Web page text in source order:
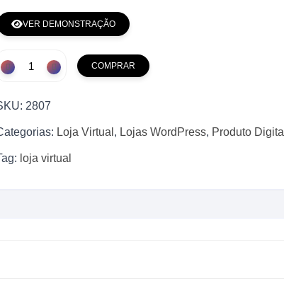
VER DEMONSTRAÇÃO
Loja
COMPRAR
2807
Loja Virtual , Lojas WordPress, Produto Digital
loja virtual